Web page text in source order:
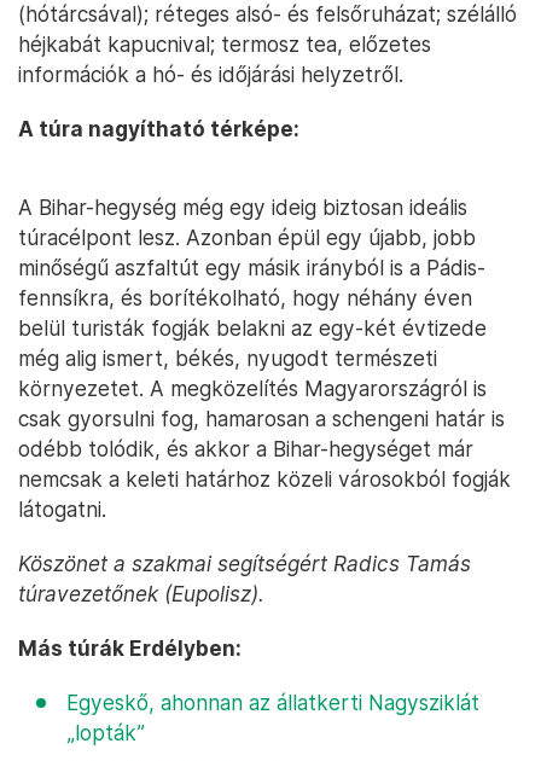
(hótárcsával); réteges alsó- és felsőruházat; szélálló
héjkabát kapucnival; termosz tea, előzetes
információk a hó- és időjárási helyzetről.
A túra nagyítható térképe:
A Bihar-hegység még egy ideig biztosan ideális
túracélpont lesz. Azonban épül egy újabb, jobb
minőségű aszfaltút egy másik irányból is a Pádis-
fennsíkra, és borítékolható, hogy néhány éven
belül turisták fogják belakni az egy-két évtizede
még alig ismert, békés, nyugodt természeti
környezetet. A megközelítés Magyarországról is
csak gyorsulni fog, hamarosan a schengeni határ is
odébb tolódik, és akkor a Bihar-hegységet már
nemcsak a keleti határhoz közeli városokból fogják
látogatni.
Köszönet a szakmai segítségért Radics Tamás
túravezetőnek (Eupolisz).
Más túrák Erdélyben:
Egyeskő, ahonnan az állatkerti Nagysziklát
„lopták”